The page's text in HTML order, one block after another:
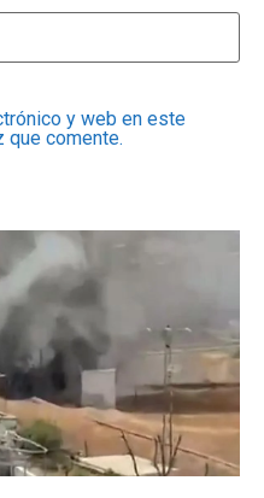
y web en este
que comente.